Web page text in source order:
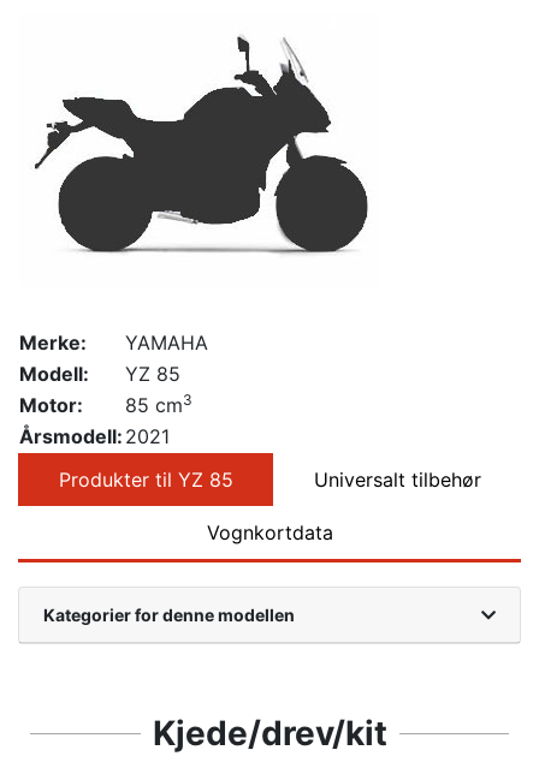
Merke:
YAMAHA
Modell:
YZ 85
Motor:
85 cm3
Årsmodell: 2021
Produkter til YZ 85
Universalt tilbehør
Vognkortdata
Kategorier for denne modellen
Kjede/drev/kit